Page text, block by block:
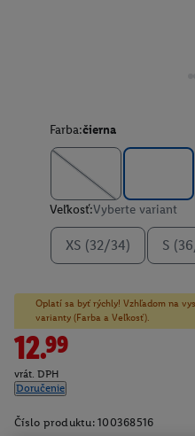
Farba:čierna
Veľkosť:Vyberte variant
XS (32/34) S
Oplatí sa byť rýchly! Vzhľadom na
varianty (Farba a Veľkosť).
12.99
vrát. DPH
Doručenie
Číslo produktu: 100368516